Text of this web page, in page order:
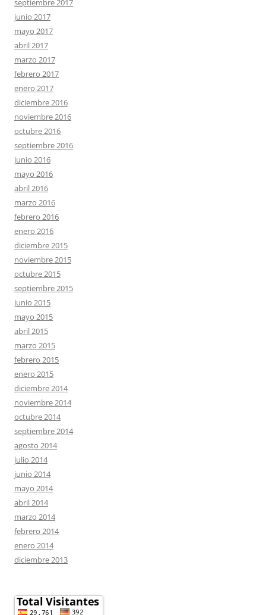
septiembre 2017
junio 2017
mayo 2017
abril 2017
marzo 2017
febrero 2017
enero 2017
diciembre 2016
noviembre 2016
octubre 2016
septiembre 2016
junio 2016
mayo 2016
abril 2016
marzo 2016
febrero 2016
enero 2016
diciembre 2015
noviembre 2015
octubre 2015
septiembre 2015
junio 2015
mayo 2015
abril 2015
marzo 2015
febrero 2015
enero 2015
diciembre 2014
noviembre 2014
octubre 2014
septiembre 2014
agosto 2014
julio 2014
junio 2014
mayo 2014
abril 2014
marzo 2014
febrero 2014
enero 2014
diciembre 2013